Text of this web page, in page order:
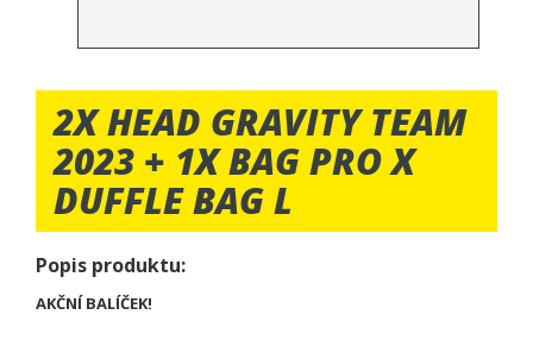
2X HEAD GRAVITY TEAM
2023 + 1X BAG PRO X
DUFFLE BAG L
Popis produktu:
AKČNÍ BALÍČEK!